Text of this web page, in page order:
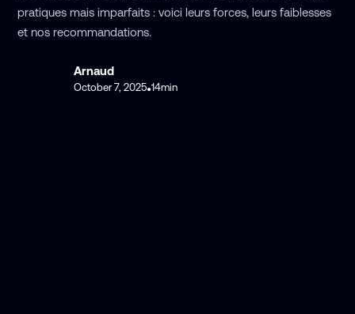
pratiques mais imparfaits : voici leurs forces, leurs faiblesses
et nos recommandations.
Arnaud
October 7, 2025•14min